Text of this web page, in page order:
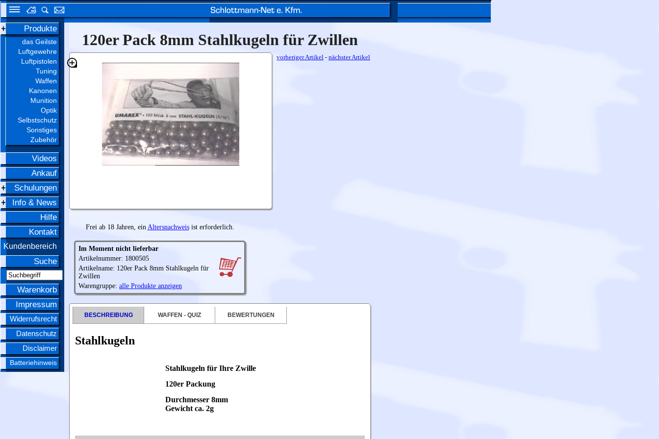
Produkte
das Geilste
Luftgewehre
Luftpistolen
Tuning
Waffen
Kanonen
Munition
Optik
Selbstschutz
Sonstiges
Zubehör
Videos
Ankauf
Schulungen
Info & News
Hilfe
Kontakt
Kundenbereich
Suche
Warenkorb
Impressum
Widerrufsrecht
Datenschutz
Disclaimer
Batteriehinweis
120er Pack 8mm Stahlkugeln für Zwillen
vorheriger Artikel - nächster Artikel
Frei ab 18 Jahren, ein Altersnachweisist erforderlich.
Im Moment nicht lieferbar
Artikelnummer: 1800505
Artikelname: 120er Pack 8mm Stahlkugeln für
Zwillen
Warengruppe: alle Produkte anzeigen
BESCHREIBUNG WAFFEN - QUIZ BEWERTUNGEN
Stahlkugeln
Stahlkugeln für Ihre Zwille
120er Packung
Durchmesser 8mm
Gewicht ca. 2g